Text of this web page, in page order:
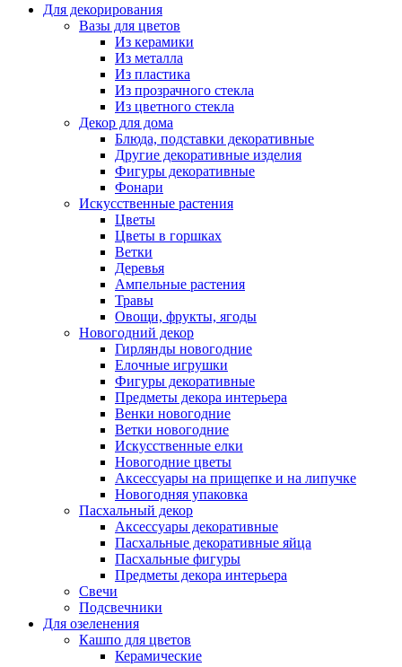
Для декорирования
Вазы для цветов
Из керамики
Из металла
Из пластика
Из прозрачного стекла
Из цветного стекла
Декор для дома
Блюда, подставки декоративные
Другие декоративные изделия
Фигуры декоративные
Фонари
Искусственные растения
Цветы
Цветы в горшках
Ветки
Деревья
Ампельные растения
Травы
Овощи, фрукты, ягоды
Новогодний декор
Гирлянды новогодние
Елочные игрушки
Фигуры декоративные
Предметы декора интерьера
Венки новогодние
Ветки новогодние
Искусственные елки
Новогодние цветы
Аксессуары на прищепке и на липучке
Новогодняя упаковка
Пасхальный декор
Аксессуары декоративные
Пасхальные декоративные яйца
Пасхальные фигуры
Предметы декора интерьера
Свечи
Подсвечники
Для озеленения
Кашпо для цветов
Керамические